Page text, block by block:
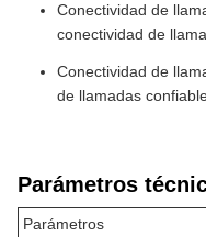
Conectividad de
conectividad de
Conectividad de
de llamadas
Parámetros
Parámetros